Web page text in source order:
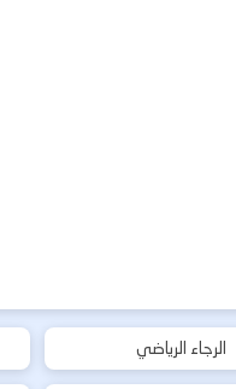
الرجاء الرياضي